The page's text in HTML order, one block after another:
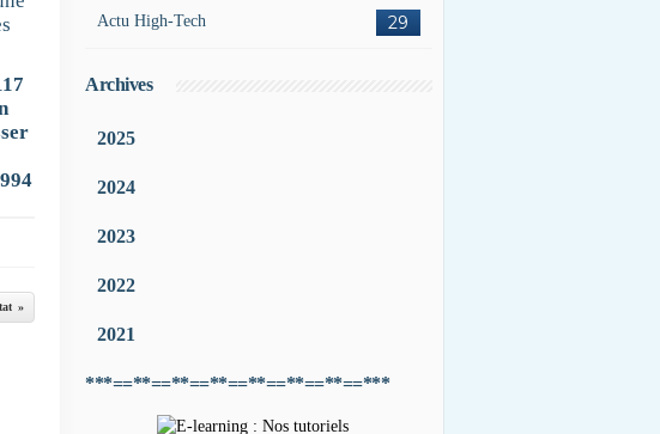
29
Actu High-Tech
Archives
2025
2024
2023
2022
2021
***==**==**==**==**==**==**==***